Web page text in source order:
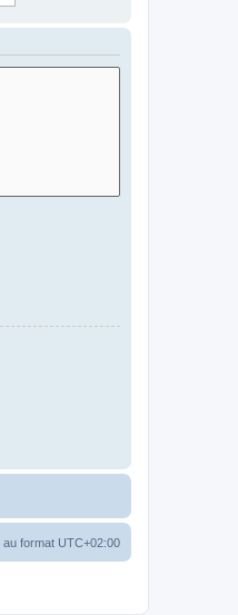
au format UTC+02:00